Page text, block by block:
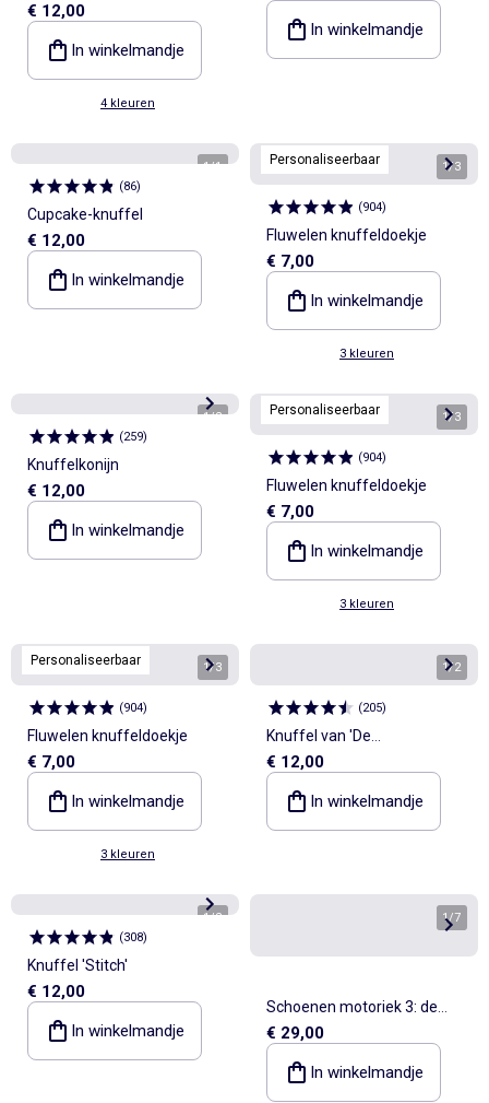
€ 12,00
In winkelmandje
4 kleuren
In winkelmandje
1/1
(86)
Cupcake-knuffel
€ 12,00
In winkelmandje
Personaliseerbaar 1/3
(904)
Fluwelen knuffeldoekje
€ 7,00
In winkelmandje
3 kleuren
1/2
(259)
Knuffelkonijn
€ 12,00
In winkelmandje
Personaliseerbaar 1/3
(904)
Fluwelen knuffeldoekje
€ 7,00
In winkelmandje
3 kleuren
Personaliseerbaar 1/3
(904)
Fluwelen knuffeldoekje
€ 7,00
In winkelmandje
3 kleuren
1/2
(205)
Knuffel van 'De
Leeuwenkoning'
€ 12,00
In winkelmandje
1/2
(308)
Knuffel 'Stitch'
€ 12,00
In winkelmandje
1/7
Schoenen motoriek 3: de
eerste stapjes - Kitchoun
€ 29,00
In winkelmandje